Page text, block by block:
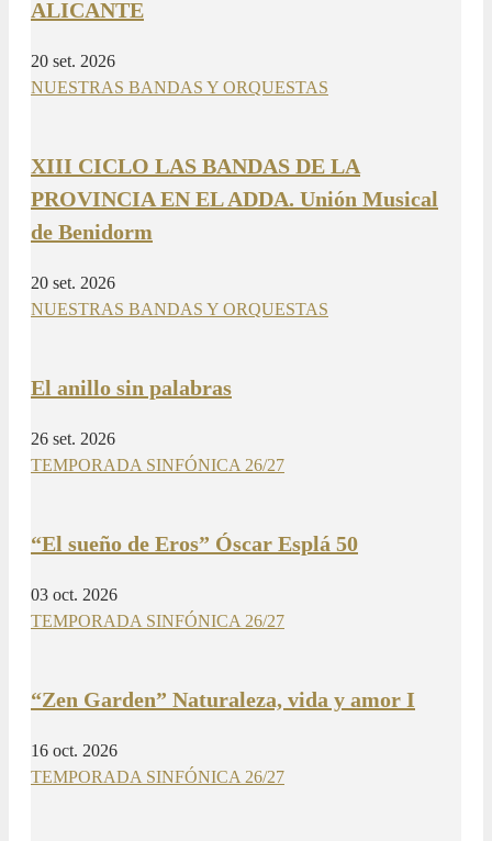
ALICANTE
20 set. 2026
NUESTRAS BANDAS Y ORQUESTAS
XIII CICLO LAS BANDAS DE LA
PROVINCIA EN EL ADDA. Unión Musical
de Benidorm
20 set. 2026
NUESTRAS BANDAS Y ORQUESTAS
El anillo sin palabras
26 set. 2026
TEMPORADA SINFÓNICA 26/27
“El sueño de Eros” Óscar Esplá 50
03 oct. 2026
TEMPORADA SINFÓNICA 26/27
“Zen Garden” Naturaleza, vida y amor I
16 oct. 2026
TEMPORADA SINFÓNICA 26/27